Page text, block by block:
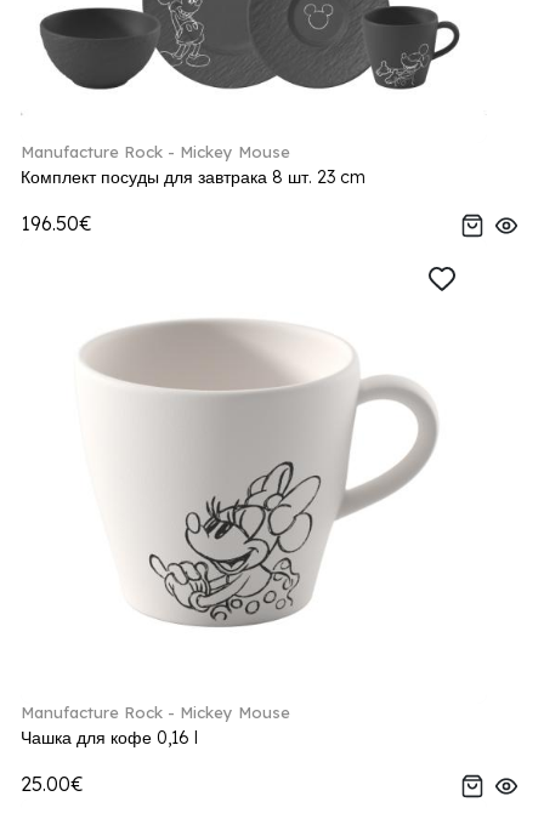
Manufacture Rock - Mickey Mouse
Комплект посуды для завтрака 8 шт. 23 cm
196.50€
Manufacture Rock - Mickey Mouse
Чашка для кофе 0,16 l
25.00€